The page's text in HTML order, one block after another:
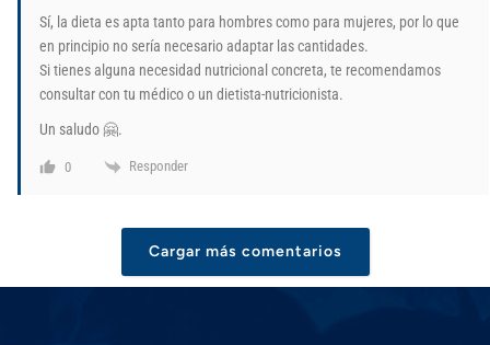
Sí, la dieta es apta tanto para hombres como para mujeres, por lo que
en principio no sería necesario adaptar las cantidades.
Si tienes alguna necesidad nutricional concreta, te recomendamos
consultar con tu médico o un dietista-nutricionista.
Un saludo 🤗.
0 Responder
Cargar más comentarios